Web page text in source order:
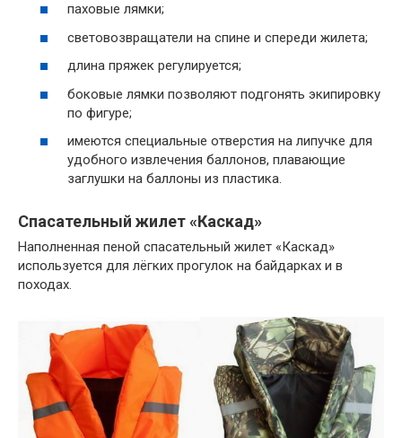
паховые лямки;
световозвращатели на спине и спереди жилета;
длина пряжек регулируется;
боковые лямки позволяют подгонять экипировку
по фигуре;
имеются специальные отверстия на липучке для
удобного извлечения баллонов, плавающие
заглушки на баллоны из пластика.
Спасательный жилет «Каскад»
Наполненная пеной спасательный жилет «Каскад»
используется для лёгких прогулок на байдарках и в
походах.